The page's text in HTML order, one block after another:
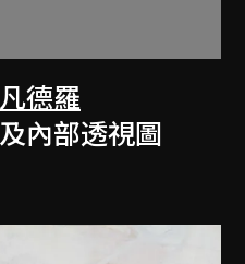
德羅
內部透視圖